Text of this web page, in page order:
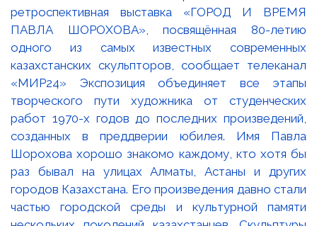
ретроспективная выставка «ГОРОД И ВРЕМЯ
ПАВЛА ШОРОХОВА», посвящённая 80-летию
одного из самых известных современных
казахстанских скульпторов, сообщает телеканал
«МИР24» Экспозиция объединяет все этапы
творческого пути художника от студенческих
работ 1970-х годов до последних произведений,
созданных в преддверии юбилея. Имя Павла
Шорохова хорошо знакомо каждому, кто хотя бы
раз бывал на улицах Алматы, Астаны и других
городов Казахстана. Его произведения давно стали
частью городской среды и культурной памяти